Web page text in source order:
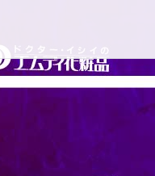
テ
ン
ツ
ッ
ドクタ